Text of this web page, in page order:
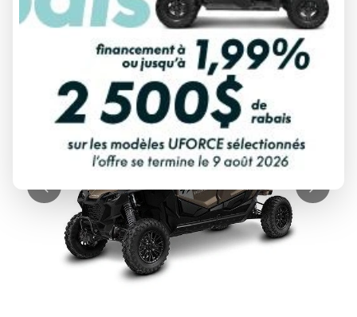
CALCULATRICE DE PAIEMENT